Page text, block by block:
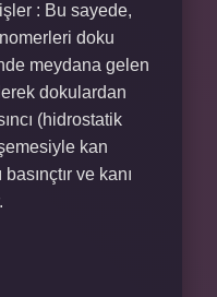
: Bu sayede,
doku
meydana gelen
dokulardan
(hidrostatik
kan
ve kanı